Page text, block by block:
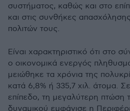
συστήματος, καθώς και στο
και στις συνθήκες
πολιτών τους.
Είναι χαρακτηριστικό ότι στο
ο οικονομικά ενεργός
μειώθηκε τα χρόνια της
κατά 6,8% ή 335,7 χιλ. άτομα.
επίπεδο, τη μεγαλύτερη πτώση
δυναμικού εμφάνισε η